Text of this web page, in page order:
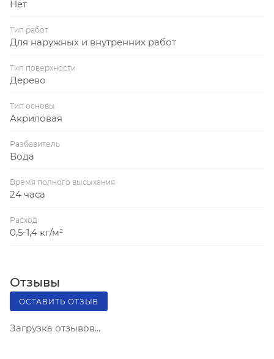
при повышенной влажности и температуре ниже
+7°С Хранение: В плотно закрытой таре при
замораживание до -25°С, но не более пяти циклов
месяца с даты изготовления.
Нет
Тип работ
Для наружных и внутренних работ
Тип поверхности
Дерево
Тип основы
Акриловая
Разбавитель
Вода
Время полного высыхания
24 часа
Расход
0,5-1,4 кг/м²
Отзывы
ОСТАВИТЬ ОТЗЫВ
Загрузка отзывов...